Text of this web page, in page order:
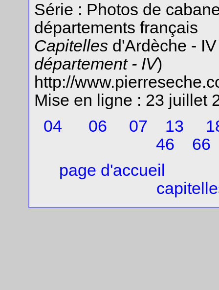
Série : Photos de
départements français
Capitelles d'Ardèche -
département - IV)
http://
Mise en ligne : 23 juillet
04
06 07 13
46
66
page d'accueil